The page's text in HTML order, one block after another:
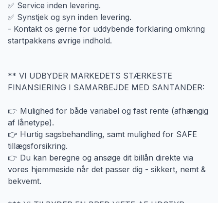
✅ Service inden levering.
✅ Synstjek og syn inden levering.
- Kontakt os gerne for uddybende forklaring omkring
startpakkens øvrige indhold.
** VI UDBYDER MARKEDETS STÆRKESTE
FINANSIERING I SAMARBEJDE MED SANTANDER:
👉 Mulighed for både variabel og fast rente (afhængig
af lånetype).
👉 Hurtig sagsbehandling, samt mulighed for SAFE
tillægsforsikring.
👉 Du kan beregne og ansøge dit billån direkte via
vores hjemmeside når det passer dig - sikkert, nemt &
bekvemt.